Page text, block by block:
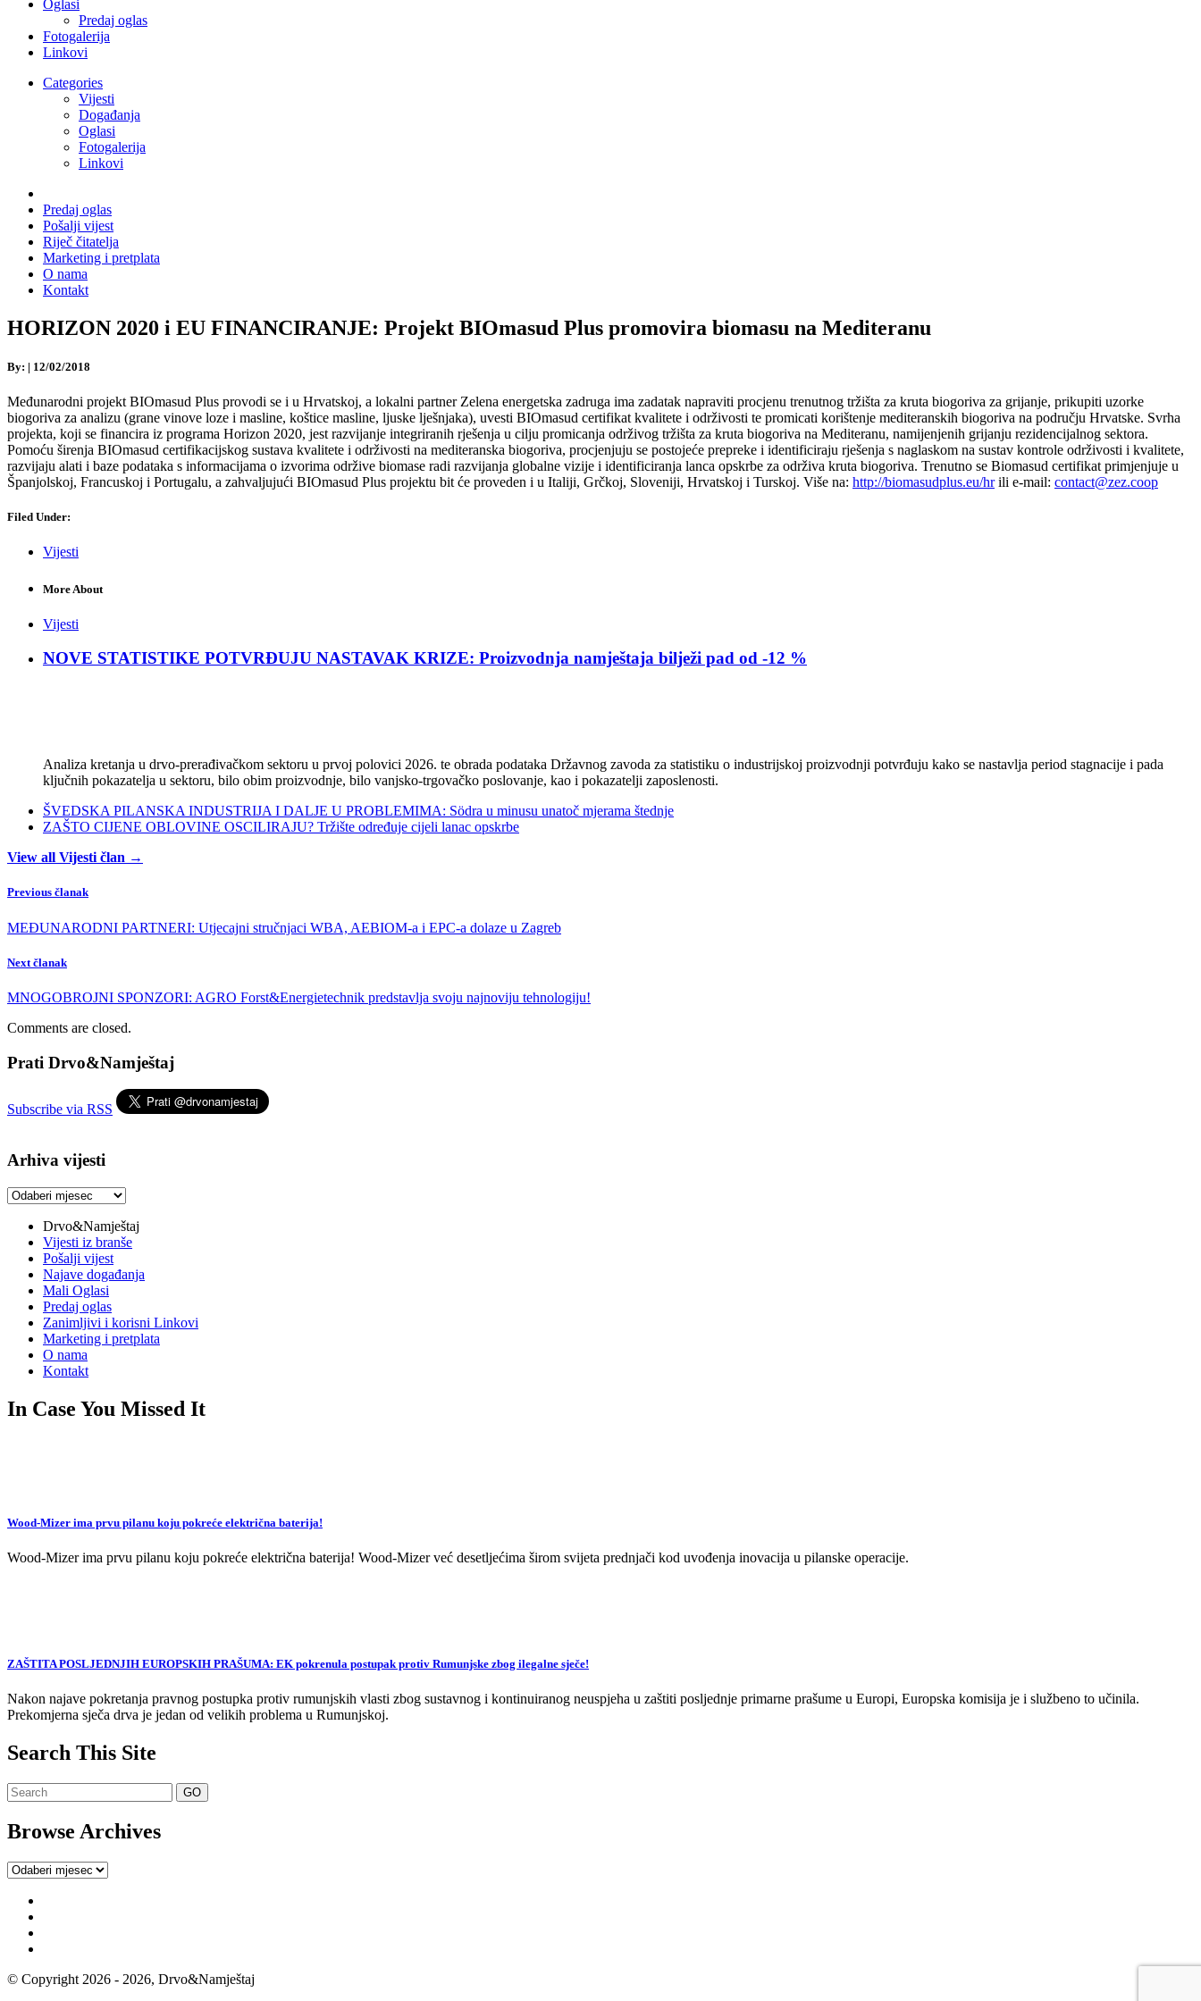
Oglasi
Predaj oglas
Fotogalerija
Linkovi
Categories
Vijesti
Događanja
Oglasi
Fotogalerija
Linkovi
Predaj oglas
Pošalji vijest
Riječ čitatelja
Marketing i pretplata
O nama
Kontakt
HORIZON 2020 i EU FINANCIRANJE: Projekt BIOmasud Plus promovira biomasu na Mediteranu
By: | 12/02/2018
Međunarodni projekt BIOmasud Plus provodi se i u Hrvatskoj, a lokalni partner Zelena energetska zadruga ima zadatak napraviti procjenu trenutnog tržišta za kruta biogoriva za grijanje, prikupiti uzorke
biogoriva za analizu (grane vinove loze i masline, koštice masline, ljuske lješnjaka), uvesti BIOmasud certifikat kvalitete i održivosti te promicati korištenje mediteranskih biogoriva na području Hrvatske. Svrha
projekta, koji se financira iz programa Horizon 2020, jest razvijanje integriranih rješenja u cilju promicanja održivog tržišta za kruta biogoriva na Mediteranu, namijenjenih grijanju rezidencijalnog sektora.
Pomoću širenja BIOmasud certifikacijskog sustava kvalitete i održivosti na mediteranska biogoriva, procjenjuju se postojeće prepreke i identificiraju rješenja s naglaskom na sustav kontrole održivosti i kvalitete,
razvijaju alati i baze podataka s informacijama o izvorima održive biomase radi razvijanja globalne vizije i identificiranja lanca opskrbe za održiva kruta biogoriva. Trenutno se Biomasud certifikat primjenjuje u
Španjolskoj, Francuskoj i Portugalu, a zahvaljujući BIOmasud Plus projektu bit će proveden i u Italiji, Grčkoj, Sloveniji, Hrvatskoj i Turskoj. Više na: http://biomasudplus.eu/hrili e-mail: contact@zez.coop
Filed Under:
Vijesti
More About
Vijesti
NOVE STATISTIKE POTVRĐUJU NASTAVAK KRIZE: Proizvodnja namještaja bilježi pad od -12 %
Analiza kretanja u drvo-prerađivačkom sektoru u prvoj polovici 2026. te obrada podataka Državnog zavoda za statistiku o industrijskoj proizvodnji potvrđuju kako se nastavlja period stagnacije i pada
ključnih pokazatelja u sektoru, bilo obim proizvodnje, bilo vanjsko-trgovačko poslovanje, kao i pokazatelji zaposlenosti.
ŠVEDSKA PILANSKA INDUSTRIJA I DALJE U PROBLEMIMA: Södra u minusu unatoč mjerama štednje
ZAŠTO CIJENE OBLOVINE OSCILIRAJU? Tržište određuje cijeli lanac opskrbe
View all Vijesti član →
Previous članak
MEĐUNARODNI PARTNERI: Utjecajni stručnjaci WBA, AEBIOM-a i EPC-a dolaze u Zagreb
Next članak
MNOGOBROJNI SPONZORI: AGRO Forst&Energietechnik predstavlja svoju najnoviju tehnologiju!
Comments are closed.
Prati Drvo&Namještaj
Subscribe via RSS
Arhiva vijesti
Arhiva
Drvo&Namještaj
Vijesti iz branše
Pošalji vijest
Najave događanja
Mali Oglasi
Predaj oglas
Zanimljivi i korisni Linkovi
Marketing i pretplata
O nama
Kontakt
In Case You Missed It
Wood-Mizer ima prvu pilanu koju pokreće električna baterija!
Wood-Mizer ima prvu pilanu koju pokreće električna baterija! Wood-Mizer već desetljećima širom svijeta prednjači kod uvođenja inovacija u pilanske operacije.
ZAŠTITA POSLJEDNJIH EUROPSKIH PRAŠUMA: EK pokrenula postupak protiv Rumunjske zbog ilegalne sječe!
Nakon najave pokretanja pravnog postupka protiv rumunjskih vlasti zbog sustavnog i kontinuiranog neuspjeha u zaštiti posljednje primarne prašume u Europi, Europska komisija je i službeno to učinila.
Prekomjerna sječa drva je jedan od velikih problema u Rumunjskoj.
Search This Site
Browse Archives
Browse
© Copyright 2026 - 2026, Drvo&Namještaj